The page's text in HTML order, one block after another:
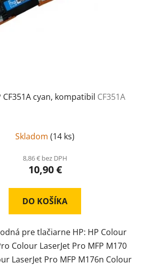
CF351A cyan, kompatibil CF351A
Skladom(14 ks)
8,86 € bez DPH
10,90 €
DO KOŠÍKA
pre tlačiarne HP: HP Colour
Colour LaserJet Pro MFP M170
LaserJet Pro MFP M176n Colour